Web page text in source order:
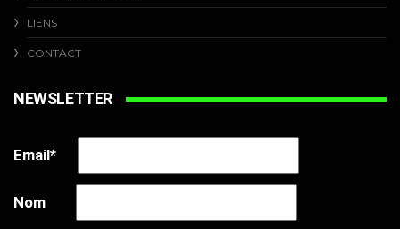
LIENS
CONTACT
NEWSLETTER
Email*
Nom